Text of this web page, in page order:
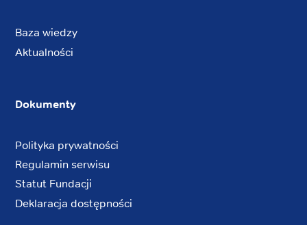
Baza wiedzy
Aktualności
Dokumenty
Polityka prywatności
Regulamin serwisu
Statut Fundacji
Deklaracja dostępności